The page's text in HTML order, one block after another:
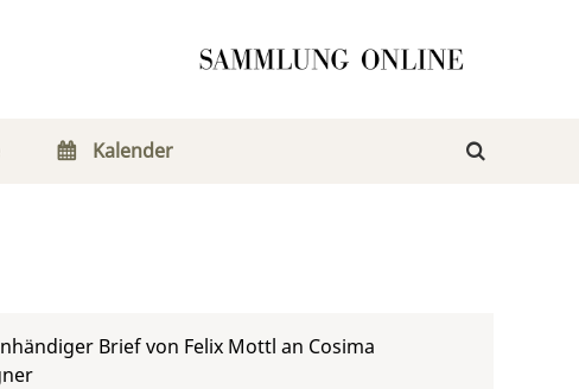
Kalender
Brief von Felix Mottl an Cosima